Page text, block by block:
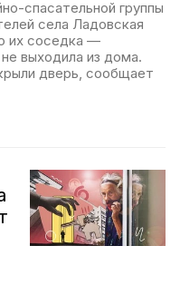
спасательной группы
села Ладовская
их соседка —
выходила из дома.
дверь, сообщает